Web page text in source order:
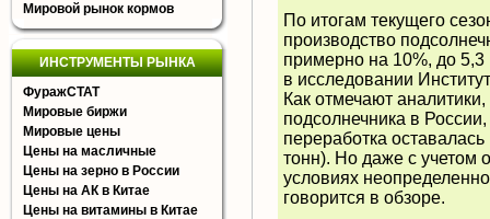
Мировой рынок кормов
ИНСТРУМЕНТЫ РЫНКА
ФуражСТАТ
Мировые биржи
Мировые цены
Цены на масличные
Цены на зерно в России
Цены на АК в Китае
Цены на витамины в Китае
По итогам текущего
производство
примерно на 10%, до 5,3
в исследовании
Как отмечают
подсолнечника в
переработка
тонн). Но даже с учетом
условиях
говорится в обзоре.